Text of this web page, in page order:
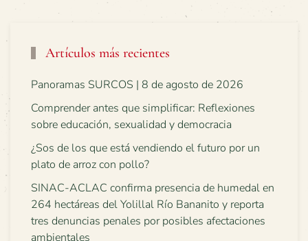
Artículos más recientes
Panoramas SURCOS | 8 de agosto de 2026
Comprender antes que simplificar: Reflexiones
sobre educación, sexualidad y democracia
¿Sos de los que está vendiendo el futuro por un
plato de arroz con pollo?
SINAC-ACLAC confirma presencia de humedal en
264 hectáreas del Yolillal Río Bananito y reporta
tres denuncias penales por posibles afectaciones
ambientales